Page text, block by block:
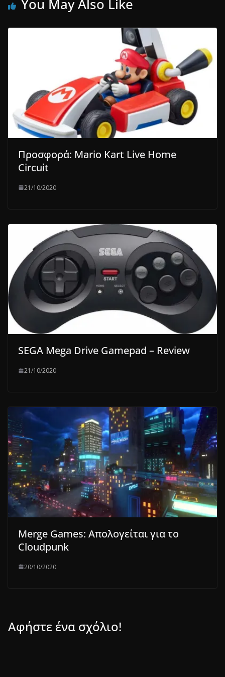
You May Also Like
Προσφορά: Mario Kart Live Home
Circuit
21/10/2020
SEGA Mega Drive Gamepad – Review
21/10/2020
Merge Games: Απολογείται για το
Cloudpunk
20/10/2020
Αφήστε ένα σχόλιο!